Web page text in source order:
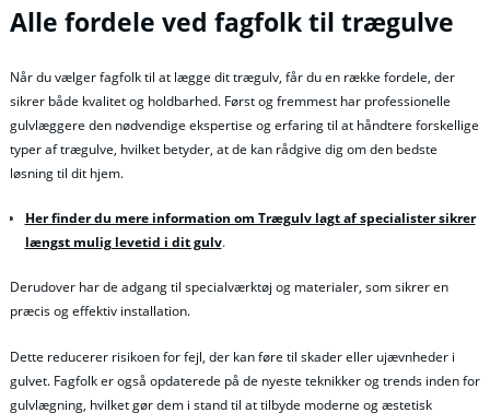
Alle fordele ved fagfolk til trægulve
Når du vælger fagfolk til at lægge dit trægulv, får du en række fordele, der
sikrer både kvalitet og holdbarhed. Først og fremmest har professionelle
gulvlæggere den nødvendige ekspertise og erfaring til at håndtere forskellige
typer af trægulve, hvilket betyder, at de kan rådgive dig om den bedste
løsning til dit hjem.
Her finder du mere information om Trægulv lagt af specialister sikrer
længst mulig levetid i dit gulv.
Derudover har de adgang til specialværktøj og materialer, som sikrer en
præcis og effektiv installation.
Dette reducerer risikoen for fejl, der kan føre til skader eller ujævnheder i
gulvet. Fagfolk er også opdaterede på de nyeste teknikker og trends inden for
gulvlægning, hvilket gør dem i stand til at tilbyde moderne og æstetisk